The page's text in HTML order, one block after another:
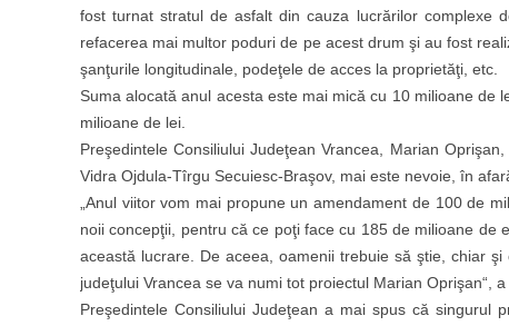
fost turnat stratul de asfalt din cauza lucrărilor complexe
refacerea mai multor poduri de pe acest drum şi au fost
şanţurile longitudinale, podeţele de acces la proprietăţi, etc.
Suma alocată anul acesta este mai mică cu 10 milioane
milioane de lei.
Preşedintele Consiliului Judeţean Vrancea, Marian
Vidra Ojdula-Tîrgu Secuiesc-Braşov, mai este nevoie, în
„Anul viitor vom mai propune un amendament de 100 de
noii concepţii, pentru că ce poţi face cu 185 de milioane
această lucrare. De aceea, oamenii trebuie să ştie, chiar
judeţului Vrancea se va numi tot proiectul Marian Oprişan“,
Preşedintele Consiliului Judeţean a mai spus că